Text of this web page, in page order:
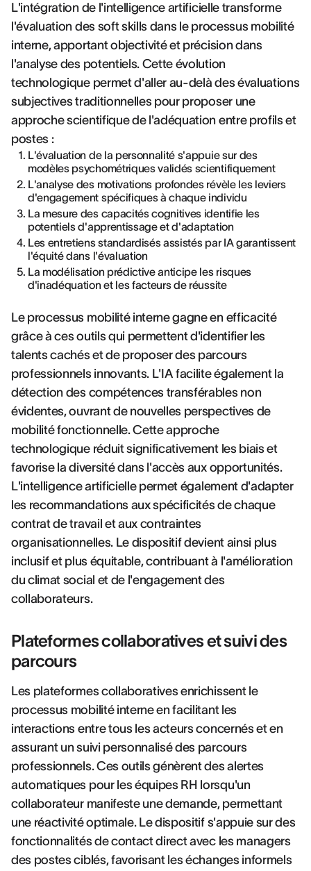
L'intégration de l'intelligence artificielle transforme
l'évaluation des soft skills dans le processus mobilité
interne, apportant objectivité et précision dans
l'analyse des potentiels. Cette évolution
technologique permet d'aller au-delà des évaluations
subjectives traditionnelles pour proposer une
approche scientifique de l'adéquation entre profils et
postes :
L'évaluation de la personnalité s'appuie sur des
modèles psychométriques validés scientifiquement
L'analyse des motivations profondes révèle les leviers
d'engagement spécifiques à chaque individu
La mesure des capacités cognitives identifie les
potentiels d'apprentissage et d'adaptation
Les entretiens standardisés assistés par IA garantissent
l'équité dans l'évaluation
La modélisation prédictive anticipe les risques
d'inadéquation et les facteurs de réussite
Le processus mobilité interne gagne en efficacité
grâce à ces outils qui permettent d'identifier les
talents cachés et de proposer des parcours
professionnels innovants. L'IA facilite également la
détection des compétences transférables non
évidentes, ouvrant de nouvelles perspectives de
mobilité fonctionnelle. Cette approche
technologique réduit significativement les biais et
favorise la diversité dans l'accès aux opportunités.
L'intelligence artificielle permet également d'adapter
les recommandations aux spécificités de chaque
contrat de travail et aux contraintes
organisationnelles. Le dispositif devient ainsi plus
inclusif et plus équitable, contribuant à l'amélioration
du climat social et de l'engagement des
collaborateurs.
Plateformes collaboratives et suivi des
parcours
Les plateformes collaboratives enrichissent le
processus mobilité interne en facilitant les
interactions entre tous les acteurs concernés et en
assurant un suivi personnalisé des parcours
professionnels. Ces outils génèrent des alertes
automatiques pour les équipes RH lorsqu'un
collaborateur manifeste une demande, permettant
une réactivité optimale. Le dispositif s'appuie sur des
fonctionnalités de contact direct avec les managers
des postes ciblés, favorisant les échanges informels